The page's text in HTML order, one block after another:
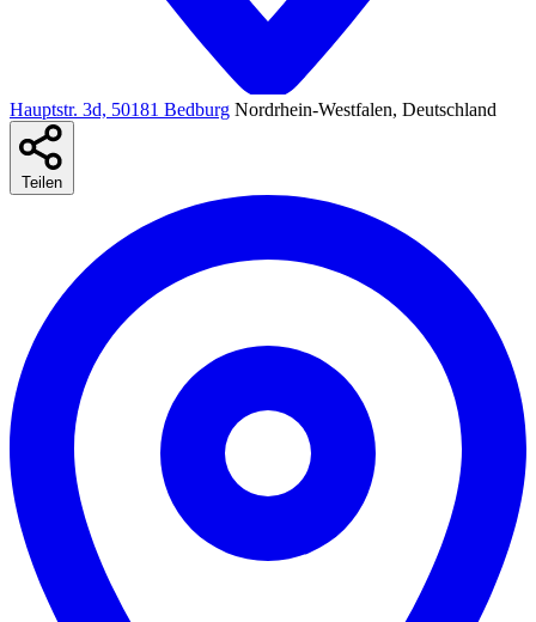
Hauptstr. 3d, 50181 Bedburg Nordrhein-Westfalen, Deutschland
Teilen